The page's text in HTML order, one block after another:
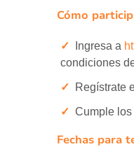
Cómo
Ingresa a
condiciones
Regístrate
Cumple
Fechas para